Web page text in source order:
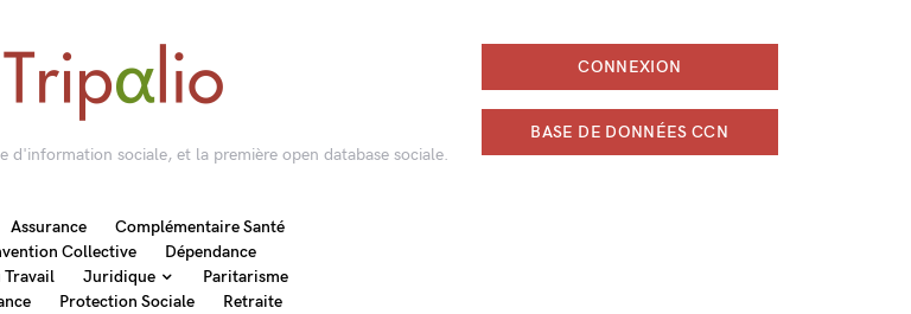
d'information sociale, et la première open database sociale.
CONNEXION
BASE DE DONNÉES CCN
Assurance
Complémentaire Santé
Collective
Dépendance
Travail
Juridique
Paritarisme
Protection Sociale
Retraite